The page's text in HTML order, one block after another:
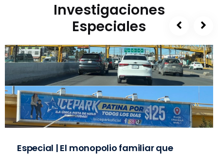
Investigaciones
Especiales
Especial | El monopolio familiar que